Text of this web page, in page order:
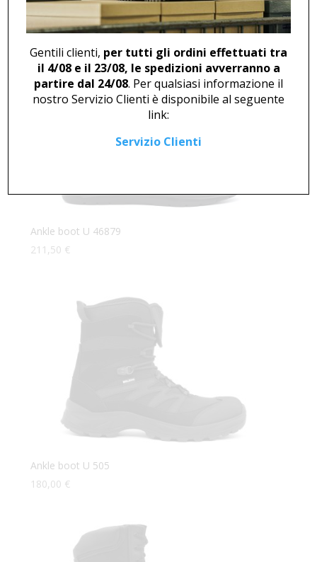
194,00€
Ankle boot U 46879
211,50 €
Ankle boot U 505
180,00 €
Gentili clienti, per tutti gli ordini effettuati tra
il 4/08 e il 23/08, le spedizioni avverranno a
partire dal 24/08. Per qualsiasi informazione il
nostro Servizio Clienti è disponibile al seguente
link:
Servizio Clienti